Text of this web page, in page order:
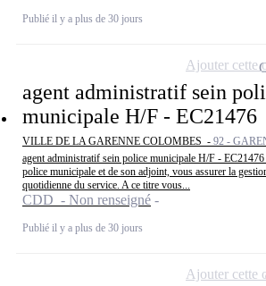
Publié il y a plus de 30 jours
agent administratif sein
municipale H/F - EC21476
VILLE DE LA GARENNE COLOMBES - 92 -
agent administratif sein police municipale H/F -
police municipale et de son adjoint, vous assurer la
quotidienne du service. A ce titre vous...
CDD - Non renseigné
Publié il y a plus de 30 jours
Ajouter cette
Ajouter cette